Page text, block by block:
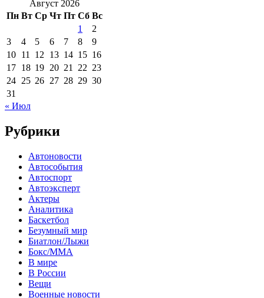
Август 2026
Пн Вт Ср Чт Пт Сб Вс
1
2
3
4 5 6 7 8
9
10 11 12 13 14 15 16
17 18 19 20 21 22 23
24 25 26 27 28 29 30
31
« Июл
Рубрики
Автоновости
Автособытия
Автоспорт
Автоэксперт
Актеры
Аналитика
Баскетбол
Безумный мир
Биатлон/Лыжи
Бокс/MMA
В мире
В России
Вещи
Военные новости